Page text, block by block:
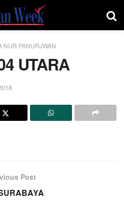
NUR PANURJWAN
UTARA
Post